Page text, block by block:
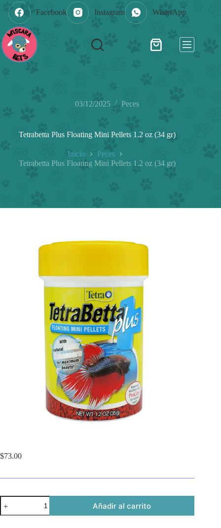
Saltar
contenido
Facebook Instagram WhatsApp
Shopping
03/12/2025 Peces
Tetrabetta Plus Floating Mini Pellets 1.2 oz (34 gr)
Inicio
Peces
Tetrabetta Plus Floating Mini Pellets 1.2 oz (34 gr)
$73.00
Tetrabetta
Plus
Floating
Añadir al carrito